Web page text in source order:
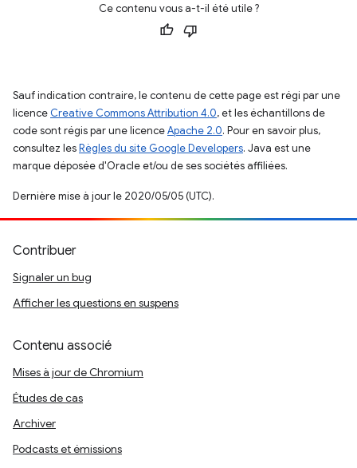
Ce contenu vous a-t-il été utile ?
Sauf indication contraire, le contenu de cette page est régi par une
licence Creative Commons Attribution 4.0, et les échantillons de
code sont régis par une licenceApache 2.0. Pour en savoir plus,
consultez lesRègles du site Google Developers. Java est une
marque déposée d'Oracle et/ou de ses sociétés affiliées.
Dernière mise à jour le 2020/05/05 (UTC).
Contribuer
Signaler un bug
Afficher les questions en suspens
Contenu associé
Mises à jour de Chromium
Études de cas
Archiver
Podcasts et émissions